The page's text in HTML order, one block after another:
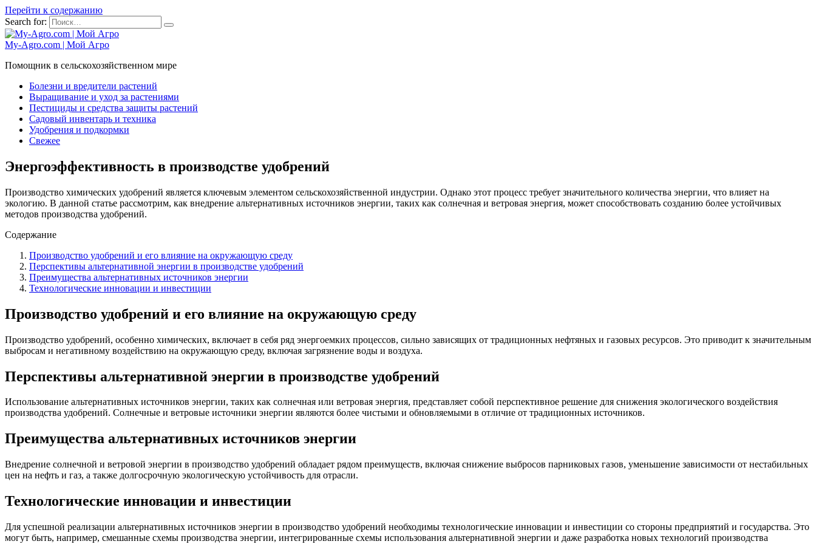
Перейти к содержанию
Search for:
My-Agro.com | Мой Агро
Помощник в сельскохозяйственном мире
Болезни и вредители растений
Выращивание и уход за растениями
Пестициды и средства защиты растений
Садовый инвентарь и техника
Удобрения и подкормки
Свежее
Энергоэффективность в производстве удобрений
Производство химических удобрений является ключевым элементом сельскохозяйственной индустрии. Однако этот процесс требует значительного количества энергии, что влияет на
экологию. В данной статье рассмотрим, как внедрение альтернативных источников энергии, таких как солнечная и ветровая энергия, может способствовать созданию более устойчивых
методов производства удобрений.
Содержание
Производство удобрений и его влияние на окружающую среду
Перспективы альтернативной энергии в производстве удобрений
Преимущества альтернативных источников энергии
Технологические инновации и инвестиции
Производство удобрений и его влияние на окружающую среду
Производство удобрений, особенно химических, включает в себя ряд энергоемких процессов, сильно зависящих от традиционных нефтяных и газовых ресурсов. Это приводит к значительным
выбросам и негативному воздействию на окружающую среду, включая загрязнение воды и воздуха.
Перспективы альтернативной энергии в производстве удобрений
Использование альтернативных источников энергии, таких как солнечная или ветровая энергия, представляет собой перспективное решение для снижения экологического воздействия
производства удобрений. Солнечные и ветровые источники энергии являются более чистыми и обновляемыми в отличие от традиционных источников.
Преимущества альтернативных источников энергии
Внедрение солнечной и ветровой энергии в производство удобрений обладает рядом преимуществ, включая снижение выбросов парниковых газов, уменьшение зависимости от нестабильных
цен на нефть и газ, а также долгосрочную экологическую устойчивость для отрасли.
Технологические инновации и инвестиции
Для успешной реализации альтернативных источников энергии в производство удобрений необходимы технологические инновации и инвестиции со стороны предприятий и государства. Это
могут быть, например, смешанные схемы производства энергии, интегрированные схемы использования альтернативной энергии и даже разработка новых технологий производства